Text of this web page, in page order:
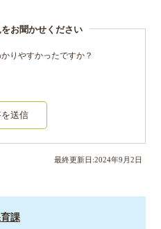
お聞かせください
りやすかったですか？
を送信
最終更新日:2024年9 月2日
課